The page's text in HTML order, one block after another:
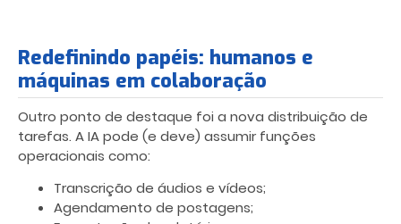
Redefinindo papéis: humanos e
máquinas em colaboração
Outro ponto de destaque foi a nova distribuição de
tarefas. A IA pode (e deve) assumir funções
operacionais como:
Transcrição de áudios e vídeos;
Agendamento de postagens;